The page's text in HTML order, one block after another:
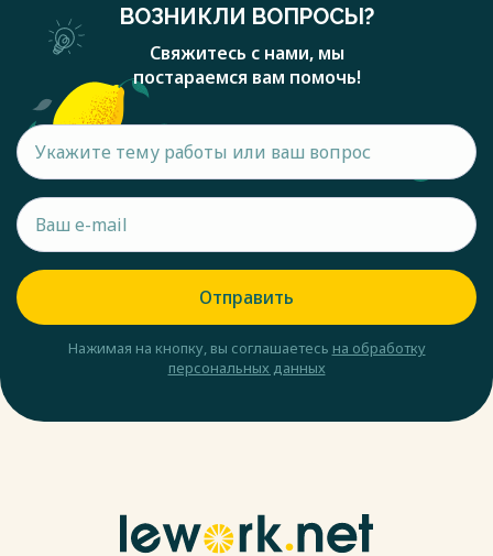
ВОЗНИКЛИ ВОПРОСЫ?
Свяжитесь с нами, мы
постараемся вам помочь!
Отправить
Нажимая на кнопку, вы соглашаетесь на обработку
персональных данных